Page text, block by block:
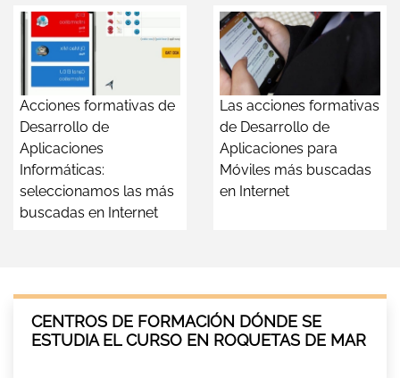
Acciones formativas de
Desarrollo de
Aplicaciones
Informáticas:
seleccionamos las más
buscadas en Internet
Las acciones formativas
de Desarrollo de
Aplicaciones para
Móviles más buscadas
en Internet
CENTROS DE FORMACIÓN DÓNDE SE
ESTUDIA EL CURSO EN ROQUETAS DE MAR